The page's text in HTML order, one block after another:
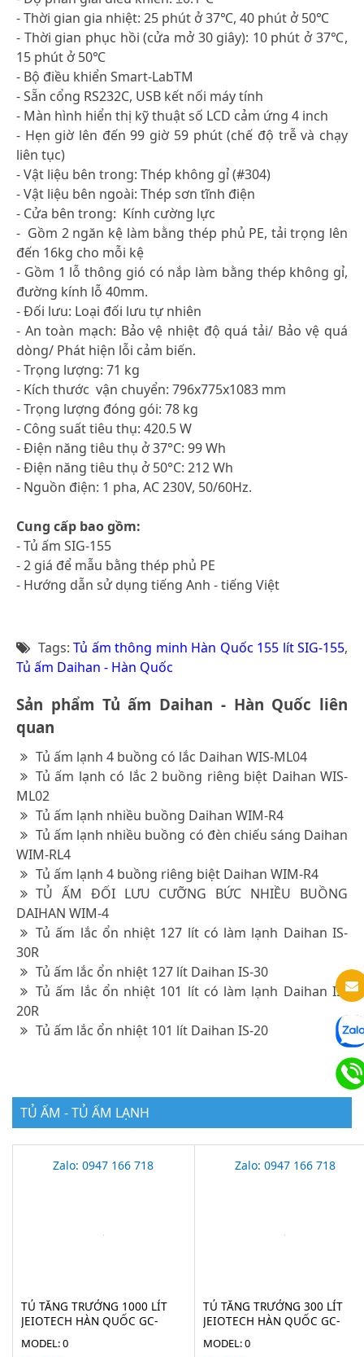
- Thời gian gia nhiệt: 25 phút ở 37℃, 40 phút ở 50℃
- Thời gian phục hồi (cửa mở 30 giây): 10 phút ở 37℃,
15 phút ở 50℃
- Bộ điều khiển Smart-LabTM
- Sẵn cổng RS232C, USB kết nối máy tính
- Màn hình hiển thị kỹ thuật số LCD cảm ứng 4 inch
- Hẹn giờ lên đến 99 giờ 59 phút (chế độ trễ và chạy
liên tục)
- Vật liệu bên trong: Thép không gỉ (#304)
- Vật liệu bên ngoài: Thép sơn tĩnh điện
- Cửa bên trong: Kính cường lực
- Gồm 2 ngăn kệ làm bằng thép phủ PE, tải trọng lên
đến 16kg cho mỗi kệ
- Gồm 1 lỗ thông gió có nắp làm bằng thép không gỉ,
đường kính lỗ 40mm.
- Đối lưu: Loại đối lưu tự nhiên
- An toàn mạch: Bảo vệ nhiệt độ quá tải/ Bảo vệ quá
dòng/ Phát hiện lỗi cảm biến.
- Trọng lượng: 71 kg
- Kích thước vận chuyển: 796x775x1083 mm
- Trọng lượng đóng gói: 78 kg
- Công suất tiêu thụ: 420.5 W
- Điện năng tiêu thụ ở 37°C: 99 Wh
- Điện năng tiêu thụ ở 50°C: 212 Wh
- Nguồn điện: 1 pha, AC 230V, 50/60Hz.
Cung cấp bao gồm:
- Tủ ấm SIG-155
- 2 giá để mẫu bằng thép phủ PE
- Hướng dẫn sử dụng tiếng Anh - tiếng Việt
Tags: Tủ ấm thông minh Hàn Quốc 155 lít SIG-155,
Tủ ấm Daihan - Hàn Quốc
Sản phẩm Tủ ấm Daihan - Hàn Quốc liên
quan
Tủ ấm lạnh 4 buồng có lắc Daihan WIS-ML04
Tủ ấm lạnh có lắc 2 buồng riêng biệt Daihan WIS-
ML02
Tủ ấm lạnh nhiều buồng Daihan WIM-R4
Tủ ấm lạnh nhiều buồng có đèn chiếu sáng Daihan
WIM-RL4
Tủ ấm lạnh 4 buồng riêng biệt Daihan WIM-R4
TỦ ẤM ĐỐI LƯU CƯỠNG BỨC NHIỀU BUỒNG
DAIHAN WIM-4
Tủ ấm lắc ổn nhiệt 127 lít có làm lạnh Daihan IS-
30R
Tủ ấm lắc ổn nhiệt 127 lít Daihan IS-30
Tủ ấm lắc ổn nhiệt 101 lít có làm lạnh Daihan IS-
20R
Tủ ấm lắc ổn nhiệt 101 lít Daihan IS-20
TỦ ẤM - TỦ ẤM LẠNH
Zalo: 0947 166 718
TỦ TĂNG TRƯỞNG 1000 LÍT
JEIOTECH HÀN QUỐC GC-
MODEL: 0
Zalo: 0947 166 718
TỦ TĂNG TRƯỞNG 300 LÍT
JEIOTECH HÀN QUỐC GC-
MODEL: 0